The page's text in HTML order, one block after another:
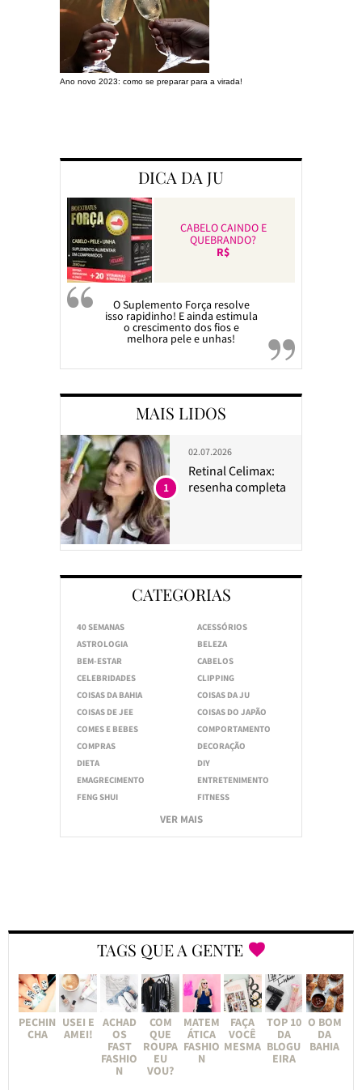
Ano novo 2023: como se preparar para a virada!
DICA DA JU
CABELO CAINDO E
QUEBRANDO?
R$
O Suplemento Força resolve
isso rapidinho! E ainda estimula
o crescimento dos fios e
melhora pele e unhas!
MAIS LIDOS
02.07.2026
Retinal Celimax:
resenha completa
1
CATEGORIAS
40 SEMANAS
ACESSÓRIOS
ASTROLOGIA
BELEZA
BEM-ESTAR
CABELOS
CELEBRIDADES
CLIPPING
COISAS DA BAHIA
COISAS DA JU
COISAS DE JEE
COISAS DO JAPÃO
COMES E BEBES
COMPORTAMENTO
COMPRAS
DECORAÇÃO
DIETA
DIY
EMAGRECIMENTO
ENTRETENIMENTO
FENG SHUI
FITNESS
VER MAIS
TAGS QUE A GENTE
PECHIN
CHA
USEI E
AMEI!
ACHAD
OS
FAST
FASHIO
N
COM
QUE
ROUPA
EU
VOU?
MATEM
ÁTICA
FASHIO
N
FAÇA
VOCÊ
MESMA
TOP 10
DA
BLOGU
EIRA
O BOM
DA
BAHIA